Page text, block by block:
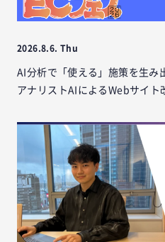
2026.8.6. Thu
AI分析で「使える」施策を生み
アナリストAIによるWebサイト